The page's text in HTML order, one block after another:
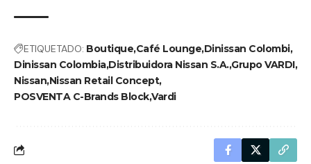
ETIQUETADO: BoutiqueCafé LoungeDinissan Colombi
Dinissan ColombiaDistribuidora Nissan S.A.Grupo VARDI
NissanNissan Retail Concept
POSVENTA C-Brands BlockVardi